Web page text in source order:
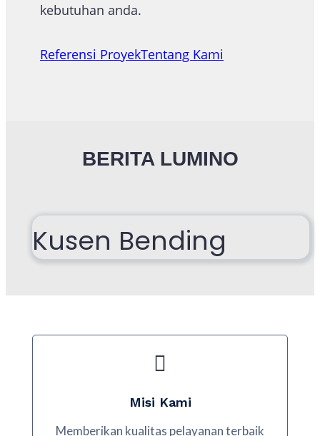
kebutuhan anda.
Referensi ProyekTentang Kami
BERITA LUMINO
Kusen Bending
Misi Kami
Memberikan kualitas pelayanan terbaik